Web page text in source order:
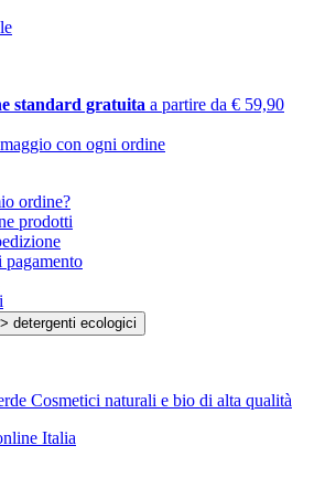
standard gratuita a partire da € 59,90
con ogni ordine
ordine?
prodotti
Cosmetici naturali e bio di alta qualità